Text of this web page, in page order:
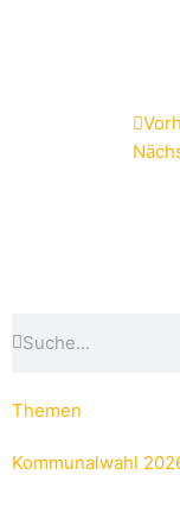
Themen
Kommunalwahl